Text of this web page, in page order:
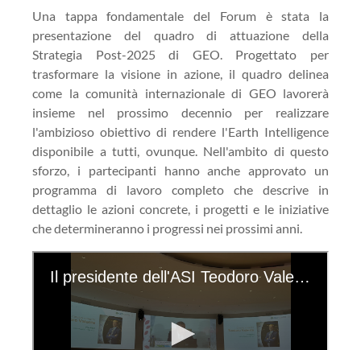
Una tappa fondamentale del Forum è stata la
presentazione del quadro di attuazione della
Strategia Post-2025 di GEO. Progettato per
trasformare la visione in azione, il quadro delinea
come la comunità internazionale di GEO lavorerà
insieme nel prossimo decennio per realizzare
l'ambizioso obiettivo di rendere l'Earth Intelligence
disponibile a tutti, ovunque. Nell'ambito di questo
sforzo, i partecipanti hanno anche approvato un
programma di lavoro completo che descrive in
dettaglio le azioni concrete, i progetti e le iniziative
che determineranno i progressi nei prossimi anni.